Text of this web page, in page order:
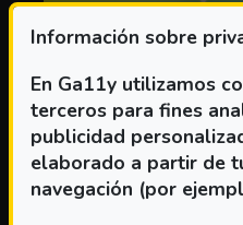
Información sobre
En Ga11y utilizamos
terceros para fines
publicidad
elaborado a partir de
navegación (por
IDIOMA